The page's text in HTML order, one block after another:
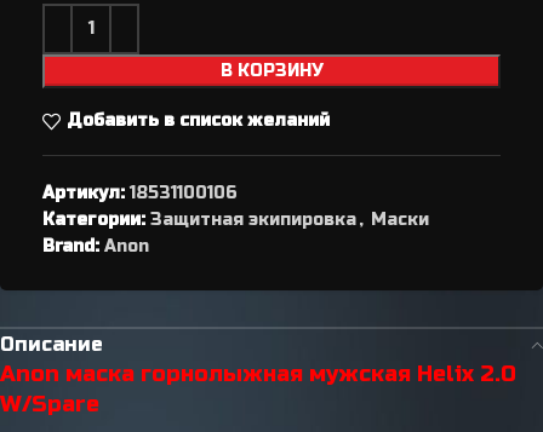
В КОРЗИНУ
Добавить в список желаний
Артикул:18531100106
Категории: Защитная экипировка, Маски
Brand: Anon
Описание
Anon маска горнолыжная мужская Helix 2.0
W/Spare